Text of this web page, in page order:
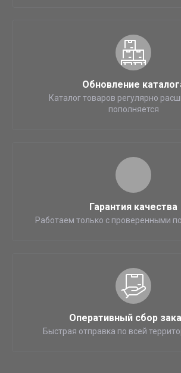
Обновление
Каталог товаров регулярно
пополняется
Гарантия качества
Работаем только с проверенными
Оперативный сбор
Быстрая отправка по всей